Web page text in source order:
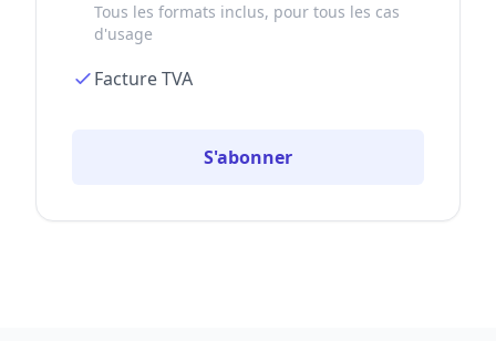
Tous les formats inclus, pour tous les cas
d'usage
Facture TVA
S'abonner